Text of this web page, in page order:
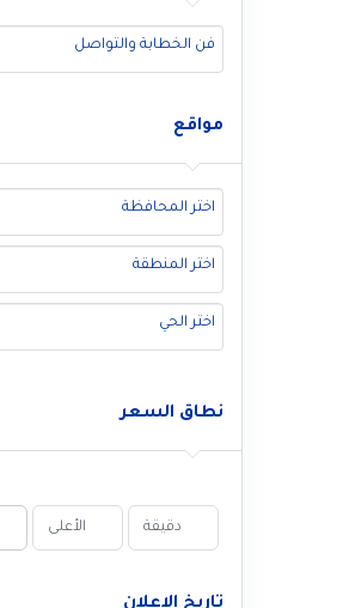
فن الخطابة والتواصل
مواقع
اختر المحافظة
اختر المنطقة
اختر الحي
نطاق السعر